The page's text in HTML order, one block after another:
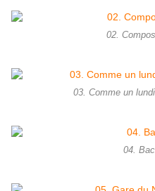
02.
03. Comme un
04.